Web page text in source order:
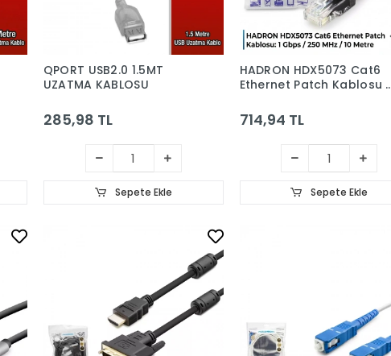
QPORT USB2.0 1.5MT
UZATMA KABLOSU
285,98 TL
Sepete Ekle
HADRON HDX5073 Cat6
Ethernet Patch Kablosu 1
Siyah
714,94 TL
Sepete Ekle